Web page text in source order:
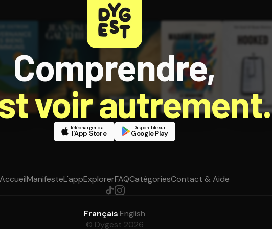
Comprendre,
voir autrement.
Télécharger dans
l'App Store
Disponible sur
Google Play
AccueilManifesteL'appExplorerFAQCatégoriesContact & Aide
Français·English
© Dygest 2026